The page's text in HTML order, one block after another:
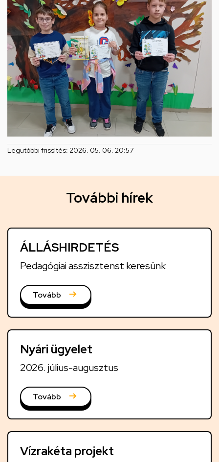
Legutóbbi frissítés: 2026. 05. 06. 20:57
r
e
További hírek
ÁLLÁSHIRDETÉS
Pedagógiai asszisztenst keresünk
Tovább
Nyári ügyelet
2026. július-augusztus
Tovább
Vízrakéta projekt